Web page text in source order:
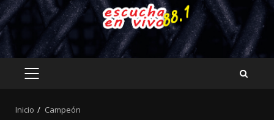
MENÚ
Inicio Campeón